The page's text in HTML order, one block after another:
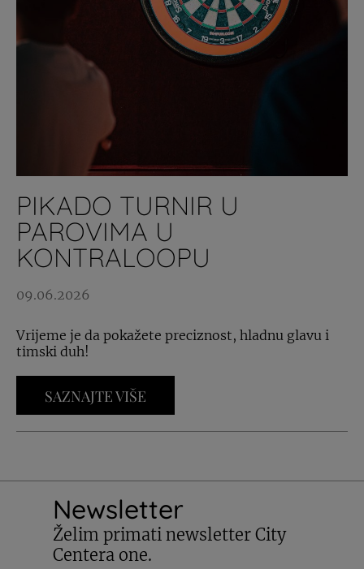
PIKADO TURNIR U
PAROVIMA U
KONTRALOOPU
09.06.2026
Vrijeme je da pokažete preciznost, hladnu glavu i
timski duh!
SAZNAJTE VIŠE
Newsletter
Želim primati newsletter City
Centera one.